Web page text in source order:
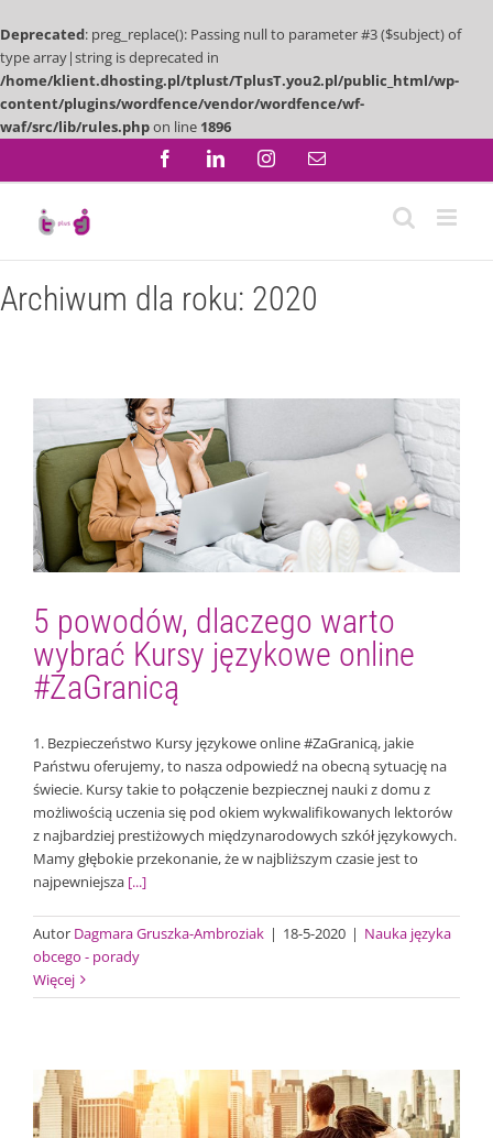
Deprecated: preg_replace(): Passing null to parameter #3 ($subject) of
type array|string is deprecated in
/home/klient.dhosting.pl/tplust/TplusT.you2.pl/public_html/wp-
content/plugins/wordfence/vendor/wordfence/wf-
waf/src/lib/rules.phpon line 1896
FacebookLinkedInInstagramEmail
Archiwum dla roku: 2020
5 powodów, dlaczego warto wybrać Kursy
językowe online #ZaGranicą
Nauka języka obcego - porady
5 powodów, dlaczego warto
wybrać Kursy językowe online
#ZaGranicą
1. Bezpieczeństwo Kursy językowe online #ZaGranicą, jakie
Państwu oferujemy, to nasza odpowiedź na obecną sytuację na
świecie. Kursy takie to połączenie bezpiecznej nauki z domu z
możliwością uczenia się pod okiem wykwalifikowanych lektorów
z najbardziej prestiżowych międzynarodowych szkół językowych.
Mamy głębokie przekonanie, że w najbliższym czasie jest to
najpewniejsza [...]
Autor Dagmara Gruszka-Ambroziak | 18-5-2020 | Nauka języka
obcego - porady
Więcej